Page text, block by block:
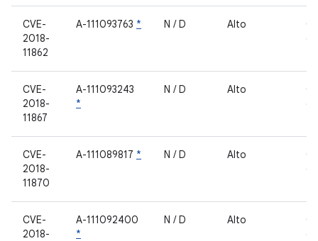
CVE-
2018-
11862
A-111093763 * N / D Alto
CVE-
2018-
11867
A-111093243
*
N / D Alto
CVE-
2018-
11870
A-111089817 * N / D Alto
CVE-
2018-
A-111092400
*
N / D Alto